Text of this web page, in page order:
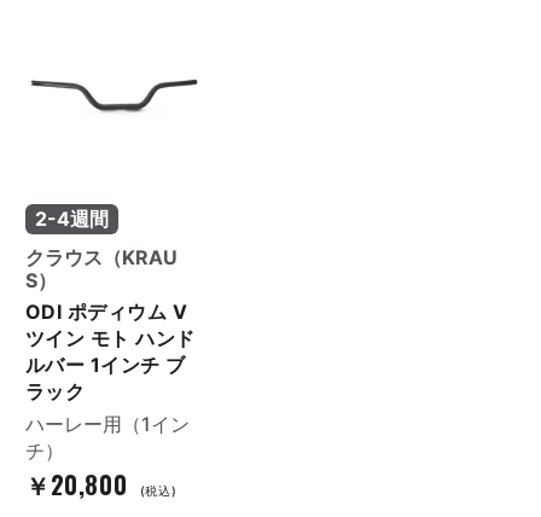
2-4週間
クラウス（KRAU
S）
ODI ポディウム V
ツイン モト ハンド
ルバー 1インチ ブ
ラック
ハーレー用（1イン
チ）
￥20,800 (税込)